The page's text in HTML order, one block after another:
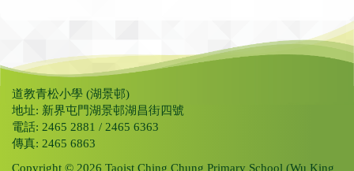
道教青松小學 (湖景邨)
地址: 新界屯門湖景邨湖昌街四號
電話: 2465 2881 / 2465 6363
傳真: 2465 6863
Copyright © 2026 Taoist Ching Chung Primary School (Wu King